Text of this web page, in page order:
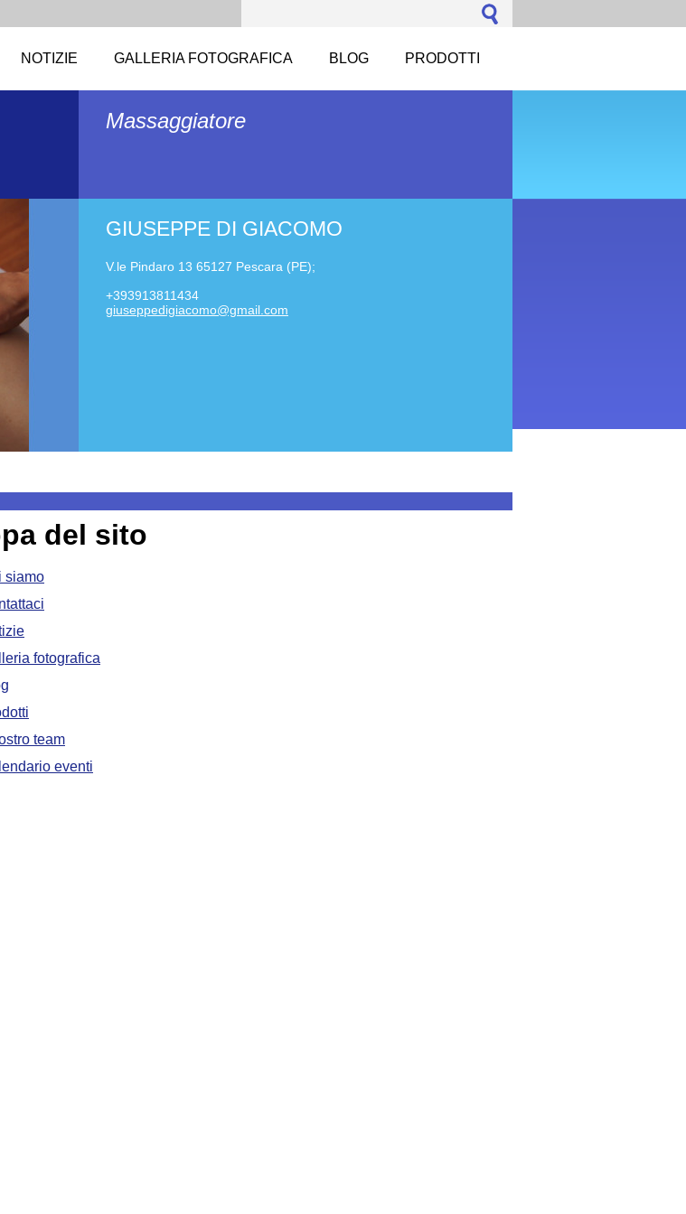
NOTIZIE GALLERIA FOTOGRAFICA BLOG PRODOTTI
Massaggiatore
GIUSEPPE DI GIACOMO
V.le Pindaro 13 65127 Pescara (PE);
+393913811434
giuseppedigiacomo@gmail. com
del sito
siamo
fotografica
team
eventi